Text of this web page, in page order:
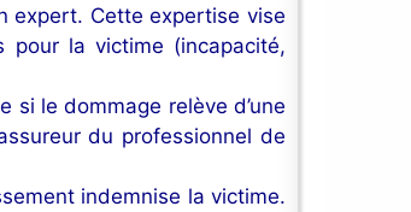
expert. Cette expertise vise
pour la victime (incapacité,
si le dommage relève d’une
du professionnel de
indemnise la victime.